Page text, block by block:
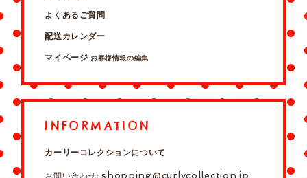
よくあるご質問
配送カレンダー
マイページ お客様情報の編集
INFORMATION
カーリーコレクションについて
shopping@curlycollection.jp